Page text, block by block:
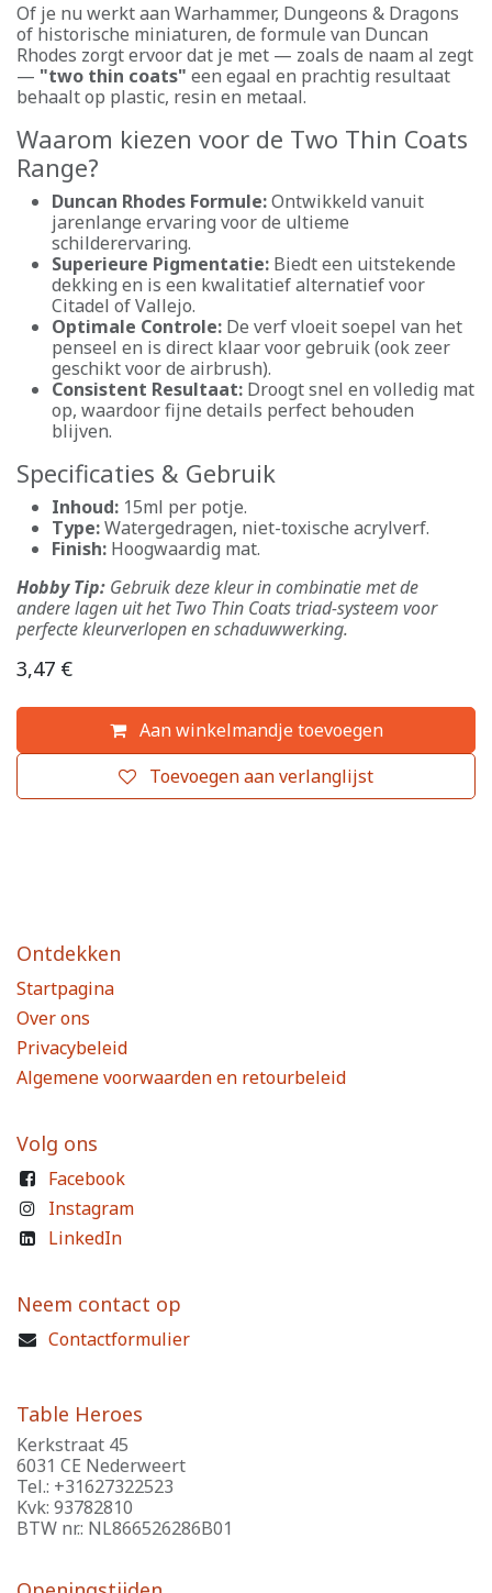
Of je nu werkt aan Warhammer, Dungeons & Dragons
of historische miniaturen, de formule van Duncan
Rhodes zorgt ervoor dat je met — zoals de naam al zegt
— "two thin coats" een egaal en prachtig resultaat
behaalt op plastic, resin en metaal.
Waarom kiezen voor de Two Thin Coats
Range?
Duncan Rhodes Formule:Ontwikkeld vanuit
jarenlange ervaring voor de ultieme
schilderervaring.
Superieure Pigmentatie: Biedt een uitstekende
dekking en is een kwalitatief alternatief voor
Citadel of Vallejo.
Optimale Controle: De verf vloeit soepel van het
penseel en is direct klaar voor gebruik (ook zeer
geschikt voor de airbrush).
Consistent Resultaat: Droogt snel en volledig mat
op, waardoor fijne details perfect behouden
blijven.
Specificaties & Gebruik
Inhoud: 15ml per potje.
Type:Watergedragen, niet-toxische acrylverf.
Finish: Hoogwaardig mat.
Hobby Tip: Gebruik deze kleur in combinatie met de
andere lagen uit het Two Thin Coats triad-systeem voor
perfecte kleurverlopen en schaduwwerking.
3,47 €
Aan winkelmandje toevoegen
Toevoegen aan verlanglijst
Ontdekken
Startpagina
Over ons
Privacybeleid
Algemene voorwaarden en retourbeleid
Volg ons
Facebook
Instagram
LinkedIn
Neem contact op
Contactformulier
Table Heroes
Kerkstraat 45
6031 CE Nederweert
Tel.: +31627322523
Kvk: 93782810
BTW nr.: NL866526286B01